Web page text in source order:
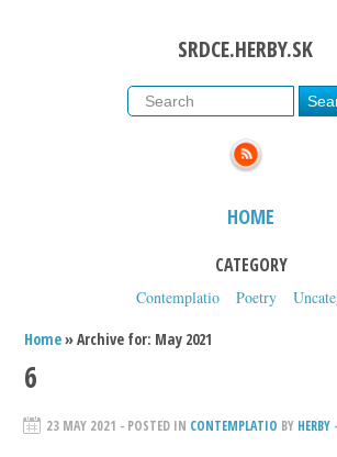
SRDCE.HERBY.SK
HOME
CATEGORY
Contemplatio Poetry
Home» Archive for: May 2021
6
23 MAY 2021 - POSTED IN CONTEMPLATIO BY HERBY -